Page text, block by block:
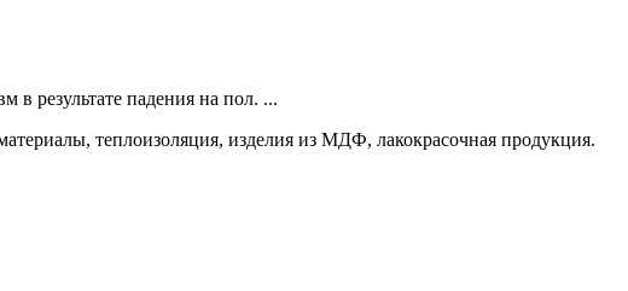
в результате падения на пол. ...
теплоизоляция, изделия из МДФ, лакокрасочная продукция.